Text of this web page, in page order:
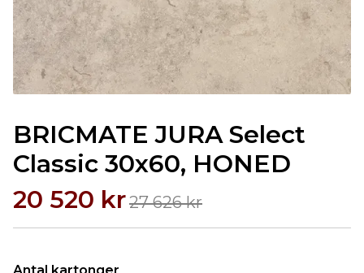
BRICMATE JURA Select
Classic 30x60, HONED
20 520 kr27 626 kr